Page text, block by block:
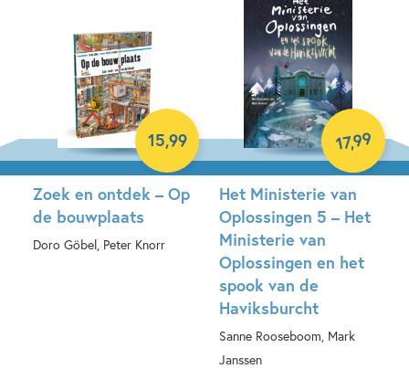
Prijs (aflopend)
Zoek en ontdek – Op
de bouwplaats
Doro Göbel, Peter Knorr
15,99
Het Ministerie van
Oplossingen 5 – Het
Ministerie van
Oplossingen en het
spook van de
Haviksburcht
Sanne Rooseboom, Mark
Janssen
17,99